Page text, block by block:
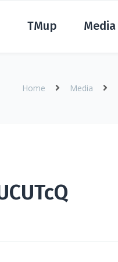
TMup Media
Home Media